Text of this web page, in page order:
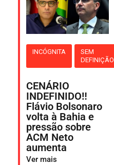
INCÓGNITA
SEM
DEFINIÇÃO
CENÁRIO
INDEFINIDO‼️
Flávio Bolsonaro
volta à Bahia e
pressão sobre
ACM Neto
aumenta
Ver mais